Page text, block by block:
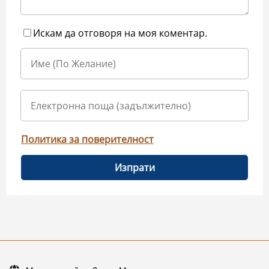
Искам да отговоря на моя коментар.
Политика за поверителност
Изпрати